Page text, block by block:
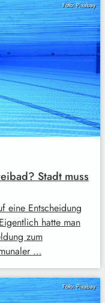
Foto: Pixabay
Stadt muss
eine Entscheidung
hatte man
zum
…
Foto: Pixabay